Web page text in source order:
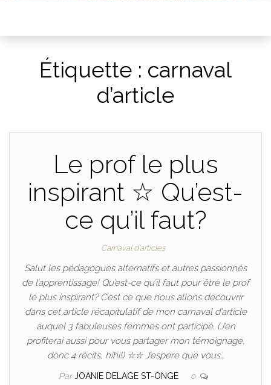
Étiquette : carnaval
d’article
Le prof le plus
inspirant ☆ Qu’est-
ce qu’il faut?
Carnaval d'articles
Salut les pédagogues alternatifs et autres passionnés
de l’apprentissage! Qu’est-ce qu’il faut pour être le prof
le plus inspirant? C’est ce que nous allons découvrir
dans cet article récapitulatif de mon carnaval d’article
auquel 3 fabuleuses femmes ont participé. (J’en
profiterai aussi pour vous partager mon témoignage,
donc 4 récits, hihi!) ☆☆ J’espère que vous…
ParJOANIE DELAGE ST-ONGE 0